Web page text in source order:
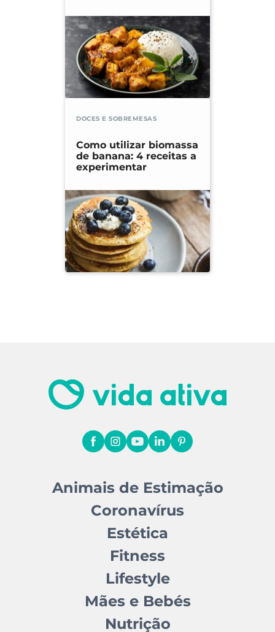
DOCES E SOBREMESAS
Como utilizar biomassa
de banana: 4 receitas a
experimentar
Animais de Estimação
Coronavírus
Estética
Fitness
Lifestyle
Mães e Bebés
Nutrição